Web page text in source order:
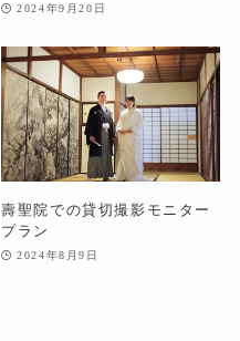
2024年9月20日
壽聖院での貸切撮影モニター
プラン
2024年8月9日